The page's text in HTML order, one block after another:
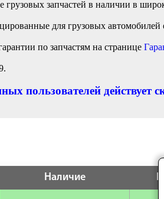
грузовых запчастей в наличии в
для грузовых автомобилей
по запчастям на странице
пользователей действует
Наличие